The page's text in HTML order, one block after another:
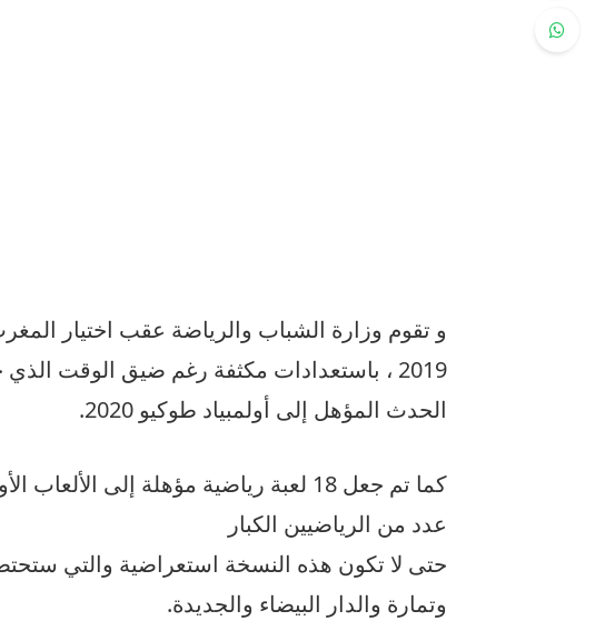
و تقوم وزارة الشباب والرياضة عقب اختيار
2019 ، باستعدادات مكثفة رغم ضيق الوقت
الحدث المؤهل إلى أولمبياد طوكيو 2020.
كما تم جعل 18 لعبة رياضية مؤهلة إلى
عدد من الرياضيين الكبار
حتى لا تكون هذه النسخة استعراضية والتي
وتمارة والدار البيضاء والجديدة.